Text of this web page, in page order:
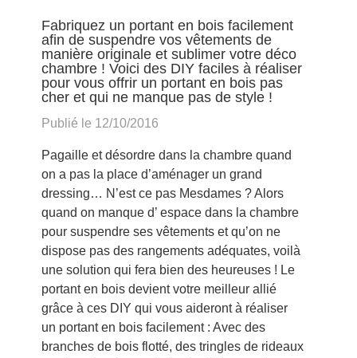
Fabriquez un portant en bois facilement
afin de suspendre vos vêtements de
manière originale et sublimer votre déco
chambre ! Voici des DIY faciles à réaliser
pour vous offrir un portant en bois pas
cher et qui ne manque pas de style !
Publié le 12/10/2016
Pagaille et désordre dans la chambre quand
on a pas la place d’aménager un grand
dressing… N’est ce pas Mesdames ? Alors
quand on manque d’ espace dans la chambre
pour suspendre ses vêtements et qu’on ne
dispose pas des rangements adéquates, voilà
une solution qui fera bien des heureuses ! Le
portant en bois devient votre meilleur allié
grâce à ces DIY qui vous aideront à réaliser
un portant en bois facilement : Avec des
branches de bois flotté, des tringles de rideaux